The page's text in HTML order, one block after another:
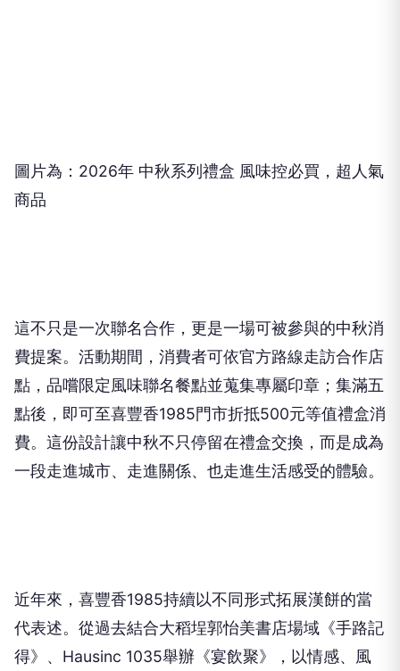
圖片為： 2026年 中秋系列禮盒 風味控必買，超人氣
商品
這不只是一次聯名合作，更是一場可被參與的中秋消
費提案。活動期間，消費者可依官方路線走訪合作店
點，品嚐限定風味聯名餐點並蒐集專屬印章；集滿五
點後，即可至喜豐香1985門市折抵500元等值禮盒消
費。這份設計讓中秋不只停留在禮盒交換，而是成為
一段走進城市、走進關係、也走進生活感受的體驗。
近年來，喜豐香1985持續以不同形式拓展漢餅的當
代表述。從過去結合大稻埕郭怡美書店場域《手路記
得》、 Hausinc 1035舉辦《宴飲聚》，以情感、風